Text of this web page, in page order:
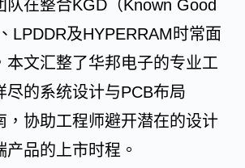
队在整合KGD（Known Good
LPDDR及HYPERRAM时常面
本文汇整了华邦电子的专业工
尽的系统设计与PCB布局
，协助工程师避开潜在的设计
品的上市时程。